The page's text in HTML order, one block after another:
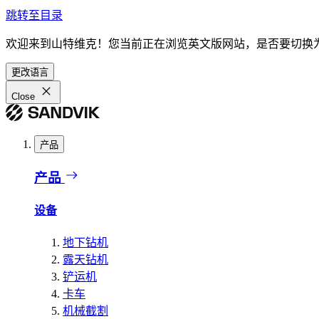
跳转至目录
欢迎来到山特维克！您当前正在浏览英文版网站，是否要切换
更改语言
Close
产品
产品
设备
地下钻机
露天钻机
铲运机
卡车
机械截割